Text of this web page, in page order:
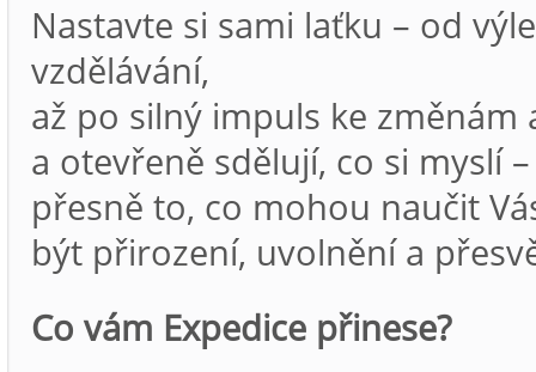
Nastavte si sami laťku – od
vzdělávání,
až po silný impuls ke
a otevřeně sdělují, co si myslí
přesně to, co mohou naučit
být přirození, uvolnění a
Co vám Expedice přinese?